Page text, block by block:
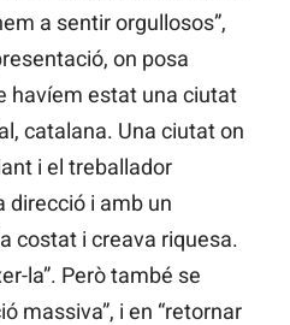
a sentir orgullosos”,
on posa
havíem estat una ciutat
catalana. Una ciutat on
i el treballador
direcció i amb un
costat i creava riquesa.
la”. Però també se
massiva”, i en “retornar